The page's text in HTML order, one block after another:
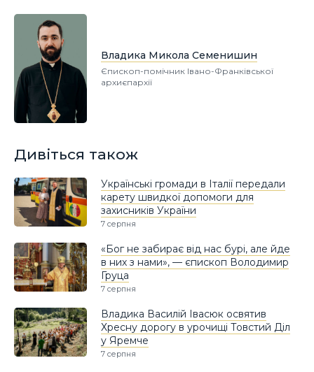
Владика Микола Семенишин
Єпископ-помічник Івано-Франківської
архиєпархії
Дивіться також
Українські громади в Італії передали
карету швидкої допомоги для
захисників України
7 серпня
«Бог не забирає від нас бурі, але йде
в них з нами», — єпископ Володимир
Груца
7 серпня
Владика Василій Івасюк освятив
Хресну дорогу в урочищі Товстий Діл
у Яремче
7 серпня